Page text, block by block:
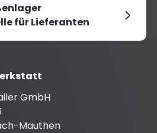
für Lieferanten
GmbH
Mauthen